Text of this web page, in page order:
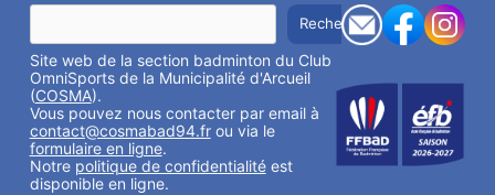
R
c
h
e
r
c
h
e
r
Rechercher
Site web de la section badminton du Club
OmniSports de la Municipalité d'Arcueil
(COSMA).
Vous pouvez nous contacter par email à
contact@cosmabad94.frou via le
formulaire en ligne.
Notre politique de confidentialitéest
disponible en ligne.